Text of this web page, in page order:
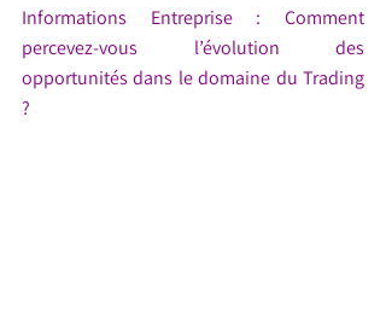
Informations Entreprise : Comment
percevez-vous l’évolution des
opportunités dans le domaine du Trading
?